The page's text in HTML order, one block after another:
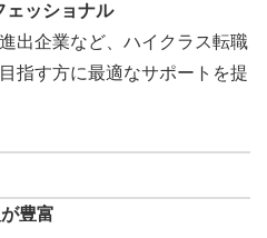
ェッショナル
出企業など、ハイクラス転職
指す方に最適なサポートを提
豊富